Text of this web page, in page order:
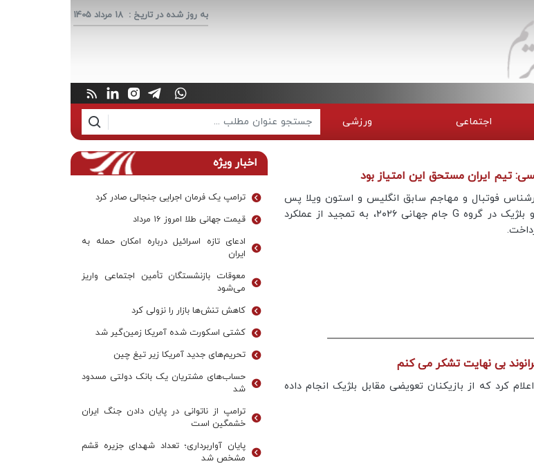
به روز شده در تاریخ : 18 مرداد 1405
اجتماعی ورزشی
تیم ایران مستحق این امتیاز بود
فوتبال و مهاجم سابق انگلیس و استون ویلا پس
از تساوی ایران و بلژیک در گروه G جام جهانی ۲۰۲۶، به تمجید از عملکرد
بی نهایت تشکر می کنم
کرد که از بازیکنان تعویضی مقابل بلژیک انجام داده
اخبار ویژه
ترامپ یک فرمان اجرایی جنجالی صادر کرد
قیمت جهانی طلا امروز ۱۶ مرداد
ادعای تازه اسرائیل درباره امکان حمله به
ایران
معوقات بازنشستگان تأمین اجتماعی واریز
می‌شود
کاهش تنش‌ها بازار را نزولی کرد
کشتی اسکورت شده آمریکا زمین‌گیر شد
تحریم‌های جدید آمریکا زیر تیغ چین
حساب‌های مشتریان یک بانک‌ دولتی مسدود
شد
ترامپ از ناتوانی در پایان دادن جنگ ایران
خشمگین است
پایان آواربرداری؛ تعداد شهدای جزیره قشم
مشخص شد